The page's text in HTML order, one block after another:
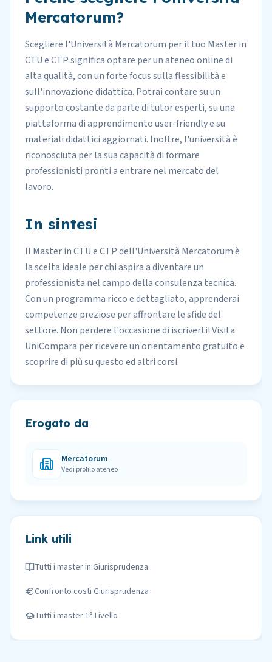
Mercatorum?
Scegliere l'Università Mercatorum per il tuo Master in
CTU e CTP significa optare per un ateneo online di
alta qualità, con un forte focus sulla flessibilità e
sull'innovazione didattica. Potrai contare su un
supporto costante da parte di tutor esperti, su una
piattaforma di apprendimento user-friendly e su
materiali didattici aggiornati. Inoltre, l'università è
riconosciuta per la sua capacità di formare
professionisti pronti a entrare nel mercato del
lavoro.
In sintesi
Il Master in CTU e CTP dell'Università Mercatorum è
la scelta ideale per chi aspira a diventare un
professionista nel campo della consulenza tecnica.
Con un programma ricco e dettagliato, apprenderai
competenze preziose per affrontare le sfide del
settore. Non perdere l'occasione di iscriverti! Visita
UniCompara per ricevere un orientamento gratuito e
scoprire di più su questo ed altri corsi.
Erogato da
Mercatorum
Vedi profilo ateneo
Link utili
Tutti i master in Giurisprudenza
Confronto costi Giurisprudenza
Tutti i master1° Livello